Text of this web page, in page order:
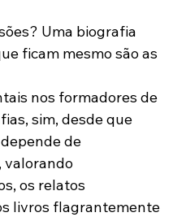
Uma biografia
ficam mesmo são as
nos formadores de
sim, desde que
de
valorando
os relatos
livros flagrantemente